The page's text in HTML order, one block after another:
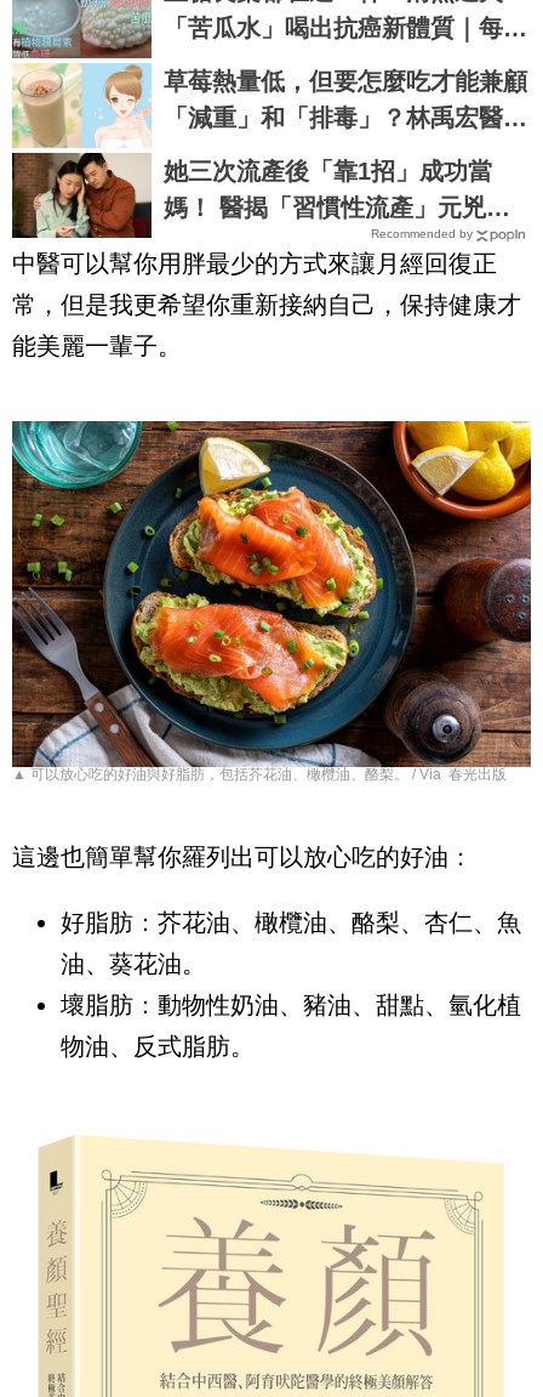
「苦瓜水」喝出抗癌新體質｜每日
健康 Health
草莓熱量低，但要怎麼吃才能兼顧
「減重」和「排毒」？林禹宏醫師
教你用喝的｜每日健康 Health
她三次流產後「靠1招」成功當
媽！ 醫揭「習慣性流產」元兇：
Recommended by
中醫可以幫你用胖最少的方式來讓月經回復正
常，但是我更希望你重新接納自己，保持健康才
能美麗一輩子。
▲ 可以放心吃的好油與好脂肪，包括芥花油、橄欖油、酪梨。 / Via 春光出版
這邊也簡單幫你羅列出可以放心吃的好油：
好脂肪：芥花油、橄欖油、酪梨、杏仁、魚
油、葵花油。
壞脂肪：動物性奶油、豬油、甜點、氫化植
物油、反式脂肪。